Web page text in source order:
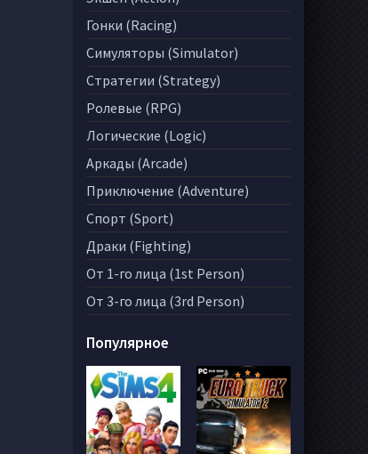
Гонки (Racing)
Симуляторы (Simulator)
Стратегии (Strategy)
Ролевые (RPG)
Логические (Logic)
Аркады (Arcade)
Приключение (Adventure)
Спорт (Sport)
Драки (Fighting)
От 1-го лица (1st Person)
От 3-го лица (3rd Person)
Популярное